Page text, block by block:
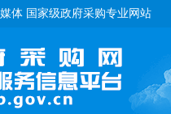
体 国家级政府采购专业网站